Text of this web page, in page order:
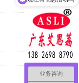
业务咨询